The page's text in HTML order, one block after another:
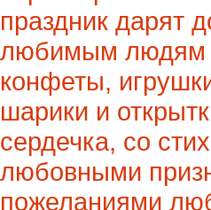
праздник дарят
любимым людям
конфеты,
шарики и
сердечка, со
любовными
пожеланиями